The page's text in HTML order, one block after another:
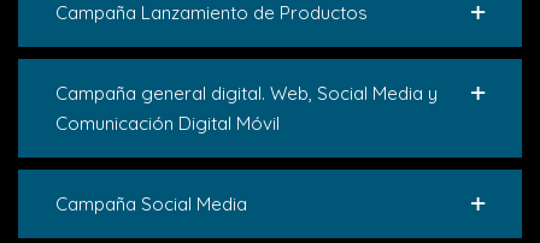
Campaña Lanzamiento de Productos
Campaña general digital. Web, Social Media y
Comunicación Digital Móvil
Campaña Social Media